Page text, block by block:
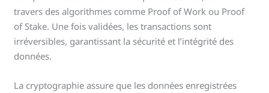
travers des algorithmes comme Proof of Work ou Proof
of Stake. Une fois validées, les transactions sont
irréversibles, garantissant la sécurité et l’intégrité des
données.
La cryptographie assure que les données enregistrées